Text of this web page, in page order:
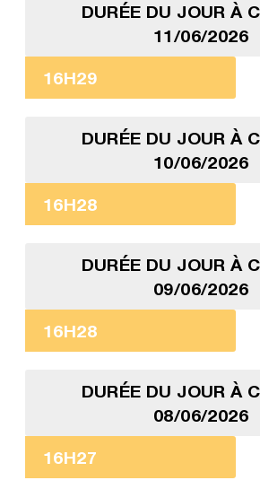
DURÉE DU JOUR À
11/06/2026
16H29
DURÉE DU JOUR À
10/06/2026
16H28
DURÉE DU JOUR À
09/06/2026
16H28
DURÉE DU JOUR À
08/06/2026
16H27